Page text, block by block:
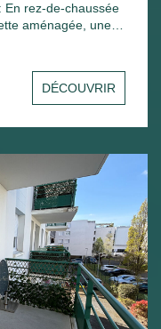
En rez-de-chaussée
aménagée, une
salle de bains
électrique.
DÉCOUVRIR